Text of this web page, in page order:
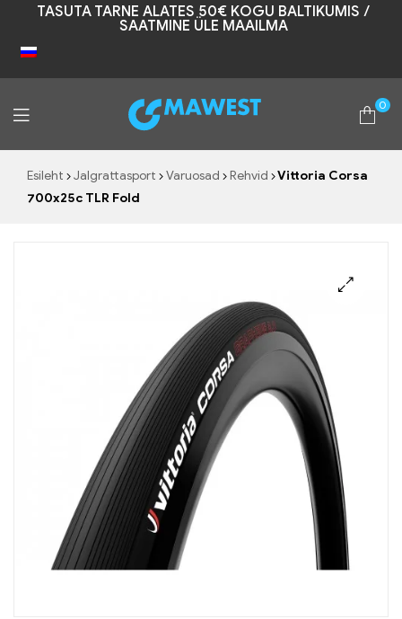
TASUTA TARNE ALATES 50€ KOGU BALTIKUMIS /
SAATMINE ÜLE MAAILMA
Mawest
0
Esileht Jalgrattasport Varuosad Rehvid
Vittoria Corsa
700x25c TLR Fold